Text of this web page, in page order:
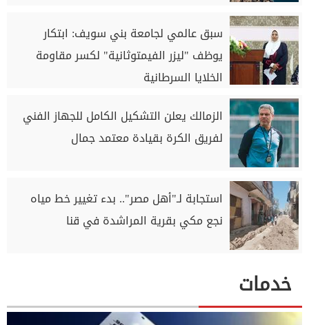
سبق عالمي لجامعة بني سويف: ابتكار
يوظف "ليزر الفيمتوثانية" لكسر مقاومة
الخلايا السرطانية
الزمالك يعلن التشكيل الكامل للجهاز الفني
لفريق الكرة بقيادة معتمد جمال
استجابة لـ"أهل مصر".. بدء تغيير خط مياه
نجع مكي بقرية المراشدة في قنا
خدمات